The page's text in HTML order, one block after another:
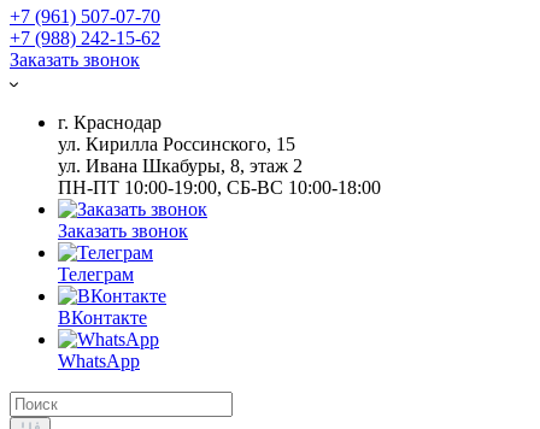
+7 (961) 507-07-70
+7 (988) 242-15-62
Заказать звонок
г. Краснодар
ул. Кирилла Россинского, 15
ул. Ивана Шкабуры, 8, этаж 2
ПН-ПТ 10:00-19:00, СБ-ВС 10:00-18:00
Заказать звонок
Телеграм
ВКонтакте
WhatsApp